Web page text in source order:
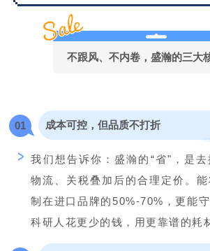
不跟风、不内卷，盛瀚的三大
01 成本可控，但品质不打折
我们想告诉你：盛瀚的“省"，是
物流、关税叠加后的合理定价。
制在进口品牌的50%-70%，更能
科研人花更少的钱，用更靠谱的耗